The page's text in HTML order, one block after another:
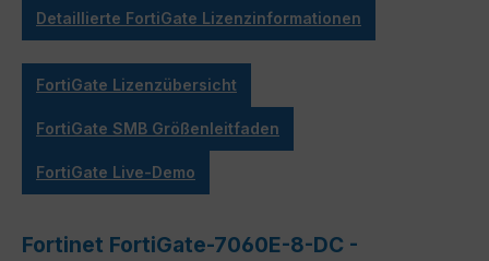
Detaillierte FortiGate Lizenzinformationen
FortiGate Lizenzübersicht
FortiGate SMB Größenleitfaden
FortiGate Live-Demo
Fortinet FortiGate-7060E-8-DC -